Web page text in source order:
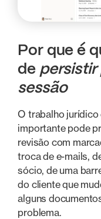
Por que é
de persistir
sessão
O trabalho
importante pode
revisão com
troca de e-mails,
sócio, de uma
do cliente que
alguns
problema.